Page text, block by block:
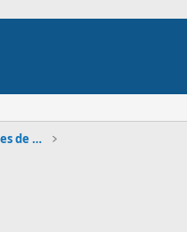
Demandes d'information sur les écoles de commerce